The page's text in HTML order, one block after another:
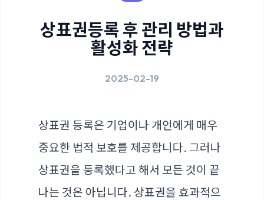
상표권등록 후 관리 방법과
활성화 전략
2025-02-19
상표권 등록은 기업이나 개인에게 매우
중요한 법적 보호를 제공합니다. 그러나
상표권을 등록했다고 해서 모든 것이 끝
나는 것은 아닙니다. 상표권을 효과적으